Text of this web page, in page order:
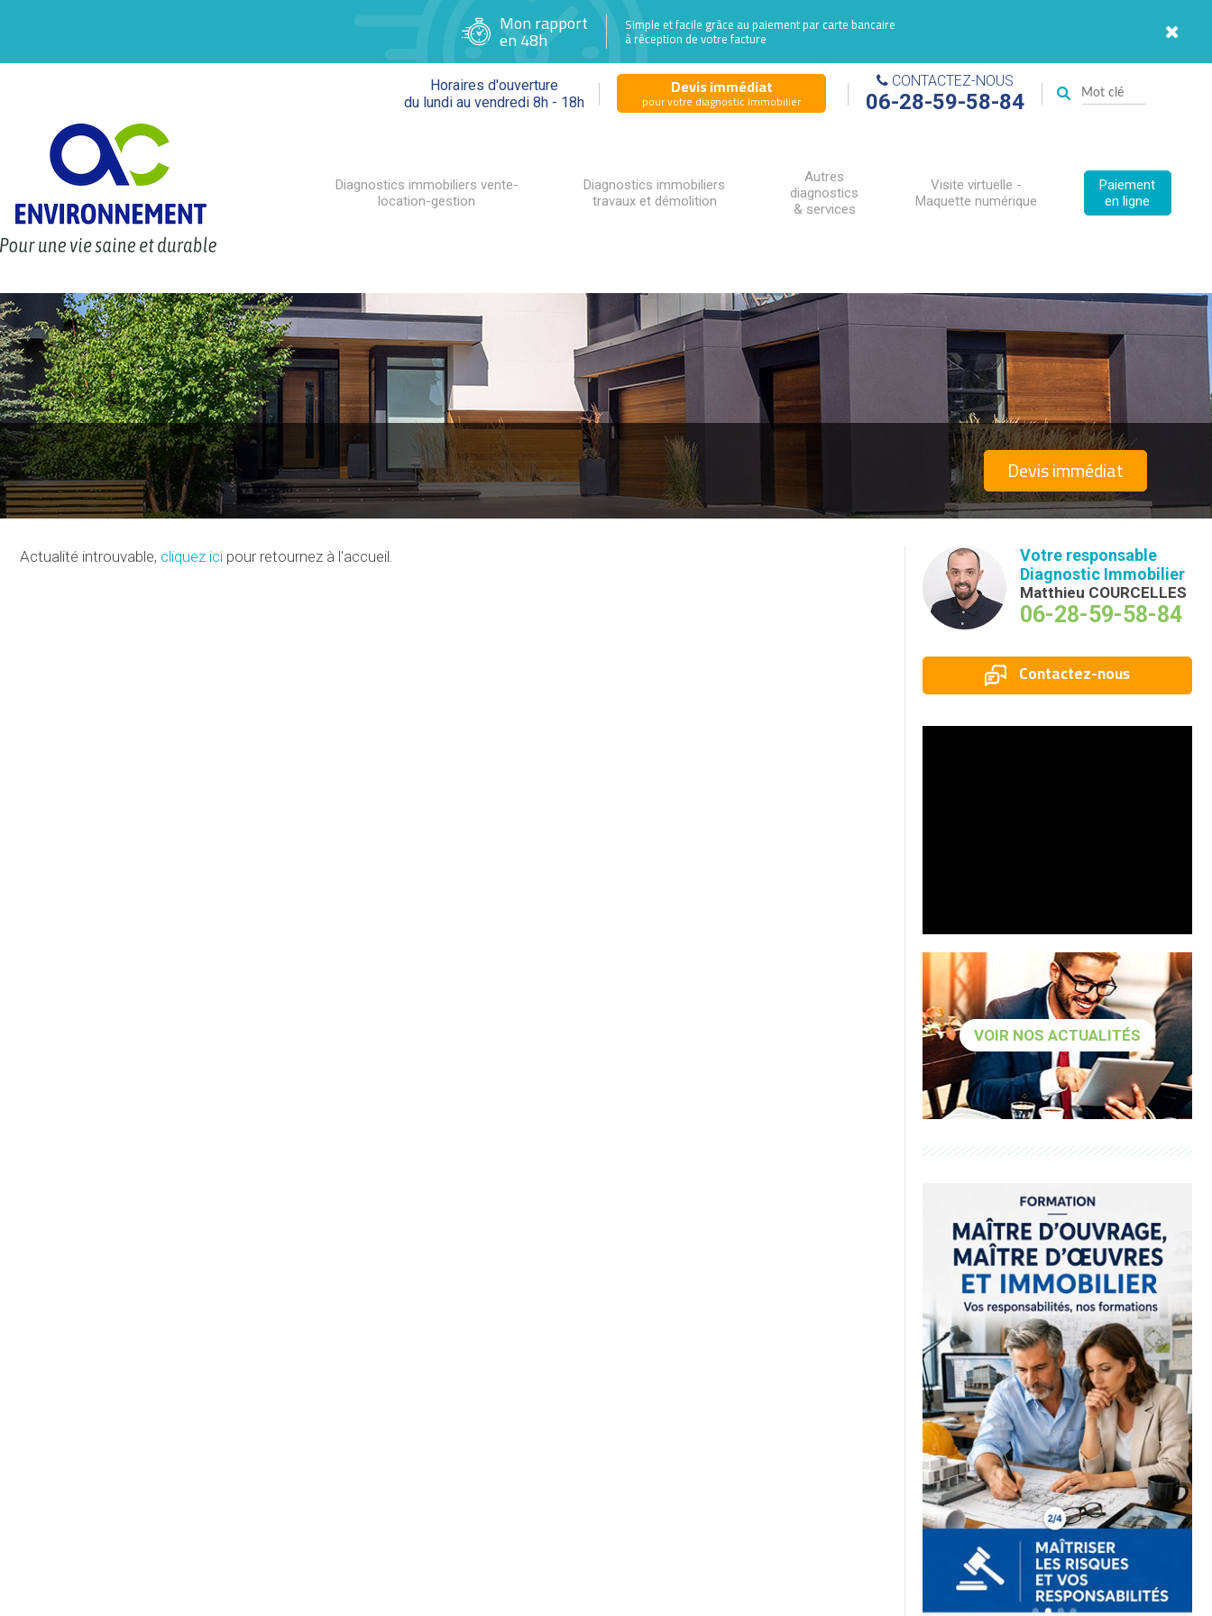
Mon rapport
en 48h
Simple et facile grâce au paiement par carte bancaire
à réception de votre facture
Horaires d'ouverture
du lundi au vendredi 8h - 18h
Devis immédiat
pour votre diagnostic immobilier
CONTACTEZ-NOUS
06-28-59-58-84
Diagnostics immobiliers vente-
location-gestion
Diagnostics immobiliers
travaux et démolition
Autres
diagnostics
& services
Visite virtuelle -
Maquette numérique
Paiement
en ligne
Devis immédiat
Actualité introuvable, cliquez ici pour retournez à l'accueil.
Votre responsable
Diagnostic Immobilier
Matthieu COURCELLES
06-28-59-58-84
Contactez-nous
VOIR NOS ACTUALITÉS